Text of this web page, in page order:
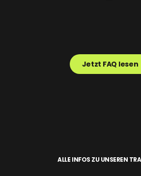
Jetzt FAQ lesen
ALLE INFOS ZU UNSEREN